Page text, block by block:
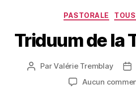
PASTORALE
Triduum de la
Auteur
ParValérie Tremblay
Aucun